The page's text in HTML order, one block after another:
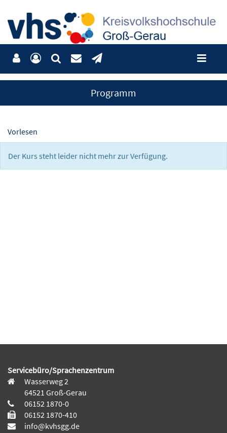
Programm
Vorlesen
Der Kurs steht leider nicht mehr zur Verfügung.
Servicebüro/Sprachenzentrum
Wasserweg 2
64521 Groß-Gerau
06152 1870-0
06152 1870-410
info@kvhsgg.de